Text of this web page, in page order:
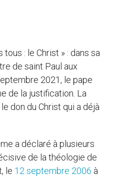
tous : le Christ » : dans sa
de saint Paul aux
2021, le pape
de la justification. La
don du Christ qui a déjà
a déclaré à plusieurs
de la théologie de
le 12 septembre 2006 à